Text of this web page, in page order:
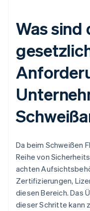
Was sind
Da beim Schweißen
Reihe von
achten
Zertifizierungen,
diesen Bereich. Das
dieser Schritte kann